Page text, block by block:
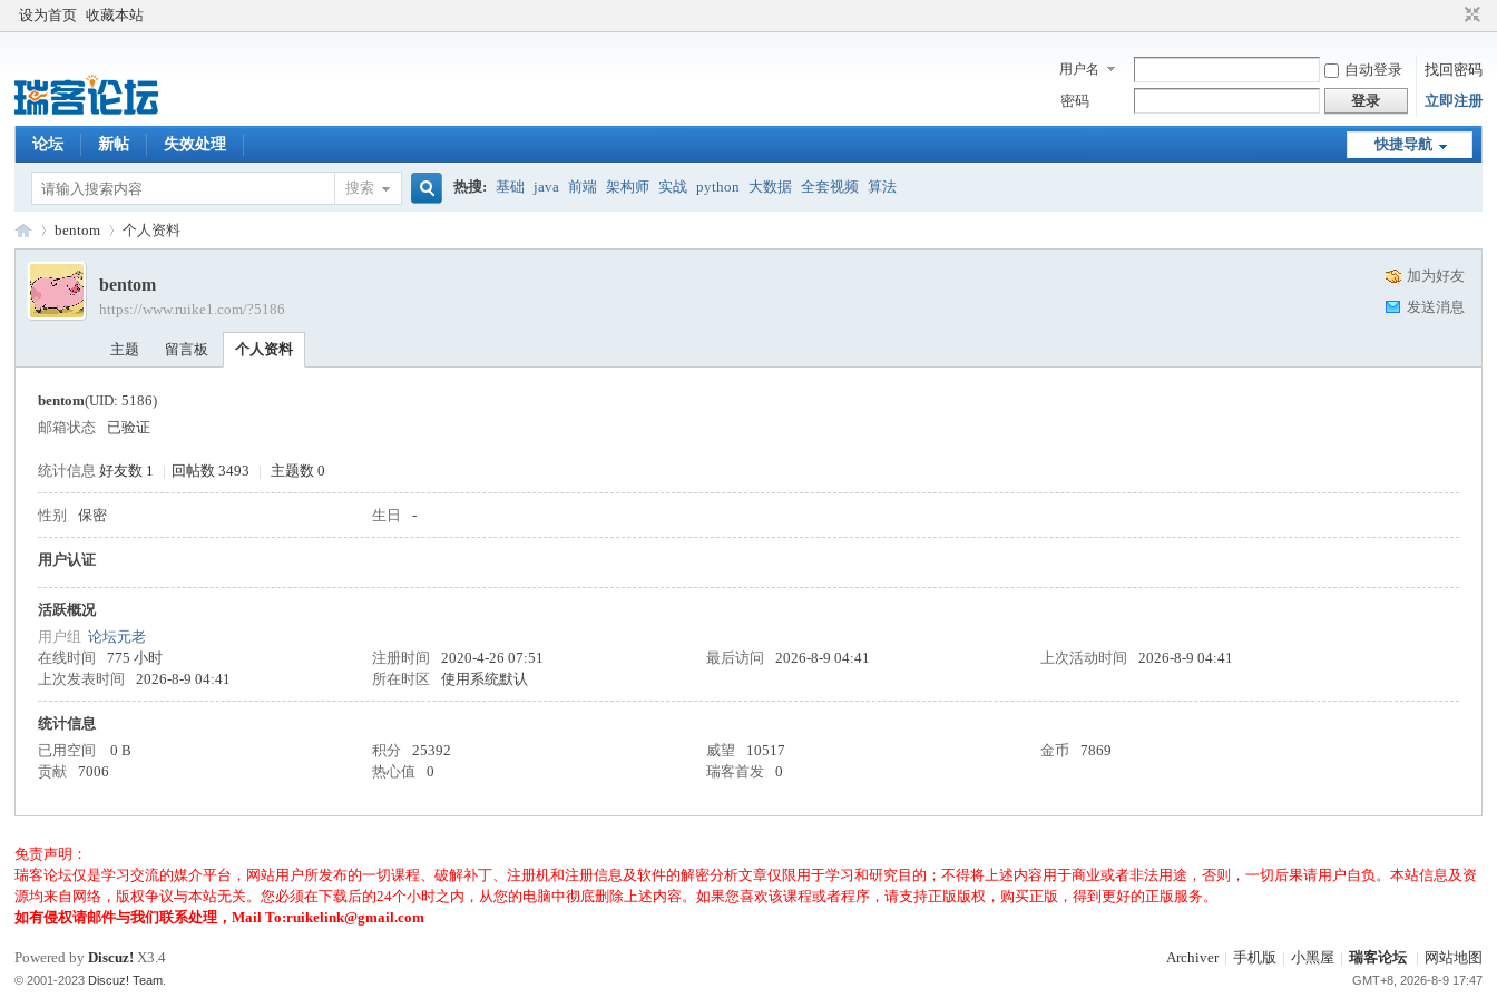
设为首页 收藏本站
用户名 自动登录
找回密码
密码
登录 立即注册
快捷导航
论坛 新帖 失效处理
搜索 热搜: 基础 java 前端 架构师 实战 python 大数据 全套视频 算法
›
bentom 个人资料
加为好友
发送消息
bentom
https://www.ruike1.com/?5186
主题 留言板 个人资料
bentom(UID: 5186)
邮箱状态
已验证
统计信息 好友数 1 | 回帖数 3493 | 主题数 0
性别 保密 生日 -
用户认证
活跃概况
用户组论坛元老
在线时间
775 小时 注册时间 2020-4-26 07:51 最后访问 2026-8-9 04:41 上次活动时间
2026-8-9 04:41
上次发表时间
2026-8-9 04:41 所在时区 使用系统默认
统计信息
已用空间
0 B 积分 25392 威望 10517 金币
7869
贡献
7006 热心值 0 瑞客首发 0
免责声明：
瑞客论坛仅是学习交流的媒介平台，网站用户所发布的一切课程、破解补丁、注册机和注册信息及软件的解密分析文章仅限用于学习和研究目的；不得将上述内容用于商业或者非法用途，否则，一切后果请用户自负。本站信息及资
源均来自网络，版权争议与本站无关。您必须在下载后的24个小时之内，从您的电脑中彻底删除上述内容。如果您喜欢该课程或者程序，请支持正版版权，购买正版，得到更好的正版服务。
如有侵权请邮件与我们联系处理，Mail To:ruikelink@gmail.com
Archiver | 手机版 | 小黑屋 | 瑞客论坛 | 网站地图
GMT+8, 2026-8-9 17:47
Powered byDiscuz! X3.4
© 2001-2023 Discuz! Team